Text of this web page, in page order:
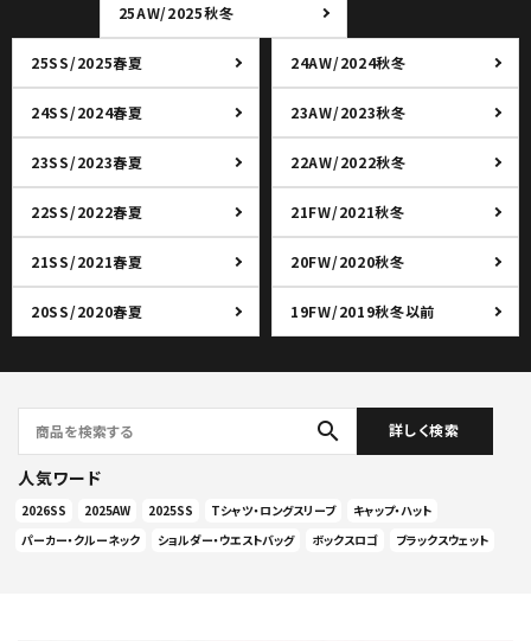
25AW/2025秋冬
25SS/2025春夏 24AW/2024秋冬
24SS/2024春夏 23AW/2023秋冬
23SS/2023春夏 22AW/2022秋冬
22SS/2022春夏 21FW/2021秋冬
21SS/2021春夏 20FW/2020秋冬
20SS/2020春夏 19FW/2019秋冬以前
search 詳しく検索
人気ワード
2026SS 2025AW 2025SS Tシャツ・ロングスリーブ
キャップ・ハット
パーカー・クルーネック
ショルダー・ウエストバッグ ボックスロゴ ブラックスウェット